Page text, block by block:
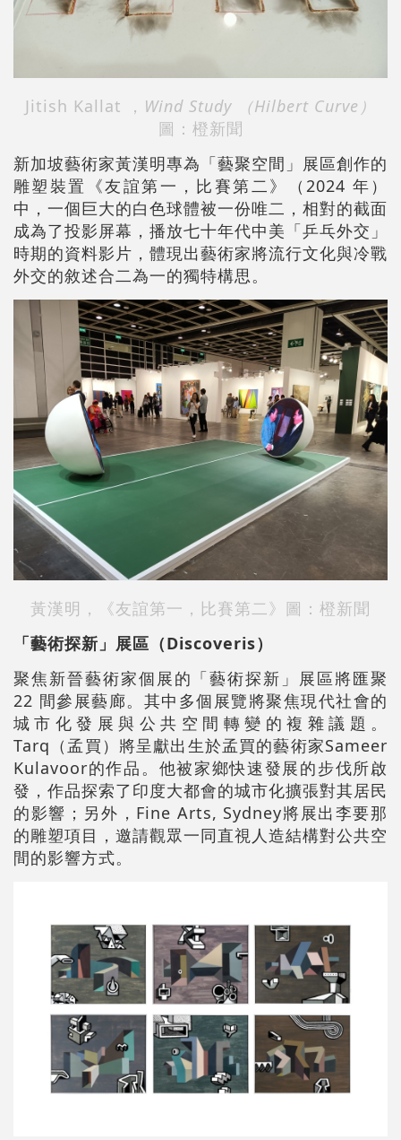
Jitish Kallat ， Wind Study （Hilbert Curve）
圖：橙新聞
新加坡藝術家黃漢明專為「藝聚空間」展區創作的
雕塑裝置《友誼第一，比賽第二》（2024 年）
中，一個巨大的白色球體被一份唯二，相對的截面
成為了投影屏幕，播放七十年代中美「乒乓外交」
時期的資料影片，體現出藝術家將流行文化與冷戰
外交的敘述合二為一的獨特構思。
黃漢明，《友誼第一，比賽第二》 圖：橙新聞
「藝術探新」展區（Discoveris）
聚焦新晉藝術家個展的「藝術探新」展區將匯聚
22 間參展藝廊。其中多個展覽將聚焦現代社會的
城市化發展與公共空間轉變的複雜議題。
Tarq（孟買）將呈獻出生於孟買的藝術家Sameer
Kulavoor的作品。他被家鄉快速發展的步伐所啟
發，作品探索了印度大都會的城市化擴張對其居民
的影響；另外，Fine Arts, Sydney將展出李要那
的雕塑項目，邀請觀眾一同直視人造結構對公共空
間的影響方式。